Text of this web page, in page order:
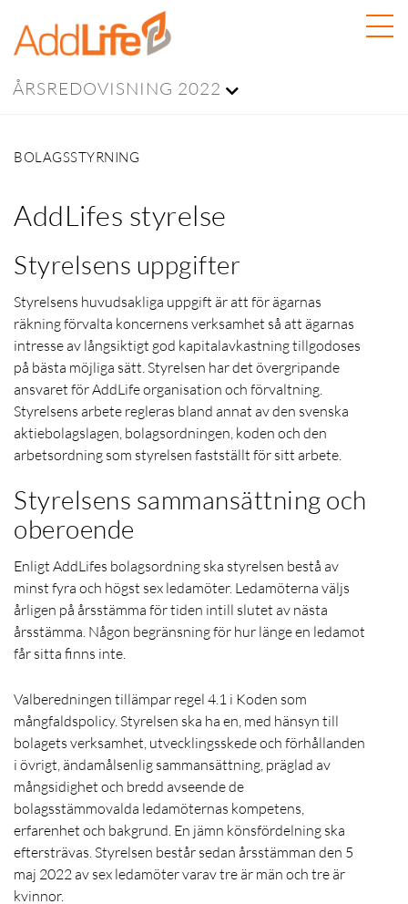
ÅRSREDOVISNING 2022
BOLAGSSTYRNING
AddLifes styrelse
Styrelsens uppgifter
Styrelsens huvudsakliga uppgift är att för ägarnas
räkning förvalta koncernens verksamhet så att ägarnas
intresse av långsiktigt god kapitalavkastning tillgodoses
på bästa möjliga sätt. Styrelsen har det övergripande
ansvaret för AddLife organisation och förvaltning.
Styrelsens arbete regleras bland annat av den svenska
aktiebolagslagen, bolagsordningen, koden och den
arbetsordning som styrelsen fastställt för sitt arbete.
Styrelsens sammansättning och
oberoende
Enligt AddLifes bolagsordning ska styrelsen bestå av
minst fyra och högst sex ledamöter. Ledamöterna väljs
årligen på årsstämma för tiden intill slutet av nästa
årsstämma. Någon begränsning för hur länge en ledamot
får sitta finns inte.
Valberedningen tillämpar regel 4.1 i Koden som
mångfaldspolicy. Styrelsen ska ha en, med hänsyn till
bolagets verksamhet, utvecklingsskede och förhållanden
i övrigt, ändamålsenlig sammansättning, präglad av
mångsidighet och bredd avseende de
bolagsstämmovalda ledamöternas kompetens,
erfarenhet och bakgrund. En jämn könsfördelning ska
eftersträvas. Styrelsen består sedan årsstämman den 5
maj 2022 av sex ledamöter varav tre är män och tre är
kvinnor.